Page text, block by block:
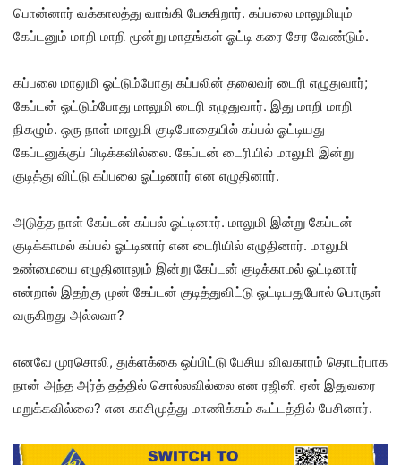
பொன்னார் வக்காலத்து வாங்கி பேசுகிறார். கப்பலை மாலுமியும்
கேப்டனும் மாறி மாறி மூன்று மாதங்கள் ஓட்டி கரை சேர வேண்டும்.
கப்பலை மாலுமி ஓட்டும்போது கப்பலின் தலைவர் டைரி எழுதுவார்;
கேப்டன் ஓட்டும்போது மாலுமி டைரி எழுதுவார். இது மாறி மாறி
நிகழும். ஒரு நாள் மாலுமி குடிபோதையில் கப்பல் ஓட்டியது
கேப்டனுக்குப் பிடிக்கவில்லை. கேப்டன் டைரியில் மாலுமி இன்று
குடித்து விட்டு கப்பலை ஓட்டினார் என எழுதினார்.
அடுத்த நாள் கேப்டன் கப்பல் ஓட்டினார். மாலுமி இன்று கேப்டன்
குடிக்காமல் கப்பல் ஓட்டினார் என டைரியில் எழுதினார். மாலுமி
உண்மையை எழுதினாலும் இன்று கேப்டன் குடிக்காமல் ஓட்டினார்
என்றால் இதற்கு முன் கேப்டன் குடித்துவிட்டு ஓட்டியதுபோல் பொருள்
வருகிறது அல்லவா?
எனவே முரசொலி, துக்ளக்கை ஒப்பிட்டு பேசிய விவகாரம் தொடர்பாக
நான் அந்த அர்த் தத்தில் சொல்லவில்லை என ரஜினி ஏன் இதுவரை
மறுக்கவில்லை? என காசிமுத்து மாணிக்கம் கூட்டத்தில் பேசினார்.